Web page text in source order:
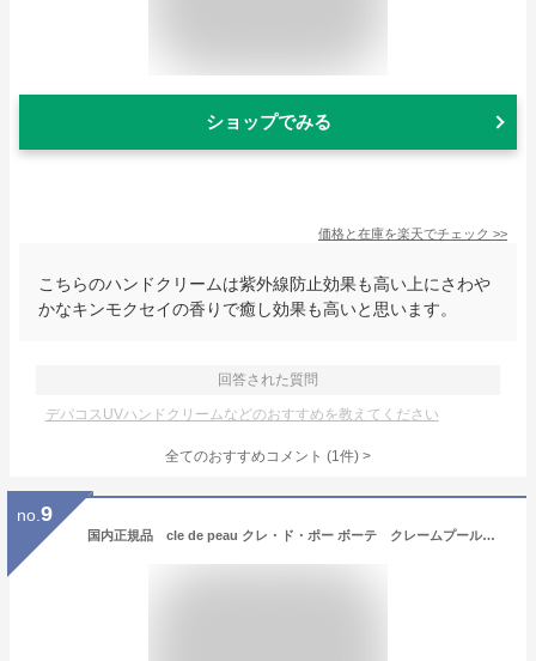
ショップでみる
価格と在庫を楽天でチェック >>
こちらのハンドクリームは紫外線防止効果も高い上にさわや
かなキンモクセイの香りで癒し効果も高いと思います。
回答された質問
デパコスUVハンドクリームなどのおすすめを教えてください
全てのおすすめコメント (1件) >
no. 9
国内正規品 cle de peau クレ・ド・ポー ボーテ クレームプールレマン 2025 LIMITED COLLECTION 50g／SPF18・PA++／ハンドクリーム